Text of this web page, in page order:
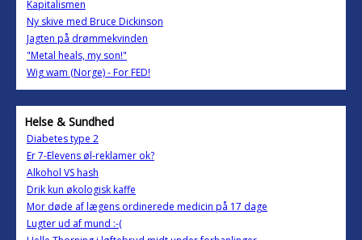
Kapitalismen
Ny skive med Bruce Dickinson
Jagten på drømmekvinden
"Metal heals, my son!"
Wig wam (Norge) - For FED!
Helse & Sundhed
Diabetes type 2
Er 7-Elevens øl-reklamer ok?
Alkohol VS hash
Drik kun økologisk kaffe
Mor døde af lægens ordinerede medicin på 17 dage
Lugter ud af mund :-(